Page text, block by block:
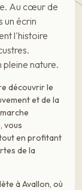
Au cœur de
un écrin
l'histoire
nature.
découvrir le
et de la
vous
en profitant
de la
à Avallon, où